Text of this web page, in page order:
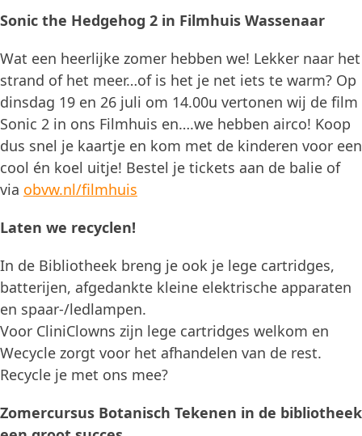
Sonic the Hedgehog 2 in Filmhuis Wassenaar
Wat een heerlijke zomer hebben we! Lekker naar het
strand of het meer…of is het je net iets te warm? Op
dinsdag 19 en 26 juli om 14.00u vertonen wij de film
Sonic 2 in ons Filmhuis en….we hebben airco! Koop
dus snel je kaartje en kom met de kinderen voor een
cool én koel uitje! Bestel je tickets aan de balie of
via obvw.nl/filmhuis
Laten we recyclen!
In de Bibliotheek breng je ook je lege cartridges,
batterijen, afgedankte kleine elektrische apparaten
en spaar-/ledlampen.
Voor CliniClowns zijn lege cartridges welkom en
Wecycle zorgt voor het afhandelen van de rest.
Recycle je met ons mee?
Zomercursus Botanisch Tekenen in de bibliotheek